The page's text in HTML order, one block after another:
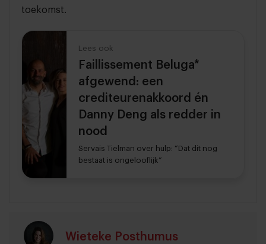
toekomst.
Lees ook
Faillissement Beluga*
afgewend: een
crediteurenakkoord én
Danny Deng als redder in
nood
Servais Tielman over hulp: “Dat dit nog
bestaat is ongelooflijk”
Wieteke Posthumus